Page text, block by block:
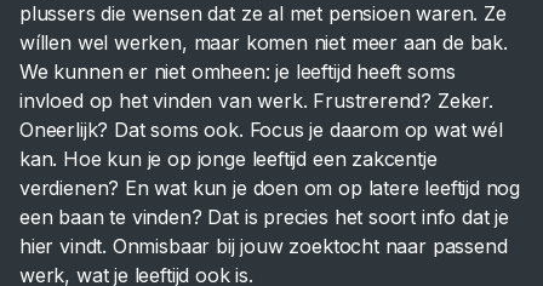
plussers die wensen dat ze al met pensioen waren. Ze
wíllen wel werken, maar komen niet meer aan de bak.
We kunnen er niet omheen: je leeftijd heeft soms
invloed op het vinden van werk. Frustrerend? Zeker.
Oneerlijk? Dat soms ook. Focus je daarom op wat wél
kan. Hoe kun je op jonge leeftijd een zakcentje
verdienen? En wat kun je doen om op latere leeftijd nog
een baan te vinden? Dat is precies het soort info dat je
hier vindt. Onmisbaar bij jouw zoektocht naar passend
werk, wat je leeftijd ook is.